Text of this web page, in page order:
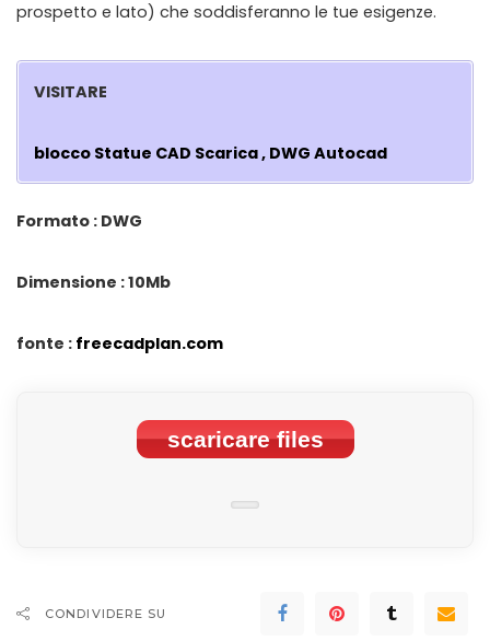
prospetto e lato) che soddisferanno le tue esigenze.
VISITARE
blocco Statue CAD Scarica , DWG Autocad
Formato : DWG
Dimensione : 10Mb
fonte : freecadplan.com
scaricare files
CONDIVIDERE SU